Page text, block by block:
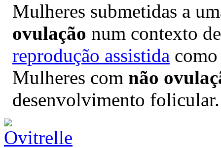
Mulheres submetidas a
ovulação num contexto
reprodução assistida
Mulheres com não
desenvolvimento folicular.